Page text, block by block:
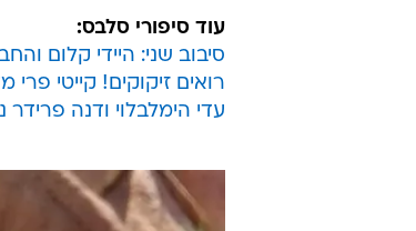
עוד סיפורי סלבס:
סיבוב שני: היידי קלום
רואים זיקוקים! קייטי
עדי הימלבלוי ודנה פרידר